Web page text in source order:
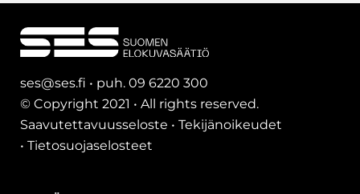
ses@ses.fi • puh. 09 6220 300
© Copyright 2021 • All rights reserved.
Saavutettavuusseloste • Tekijänoikeudet
• Tietosuojaselosteet